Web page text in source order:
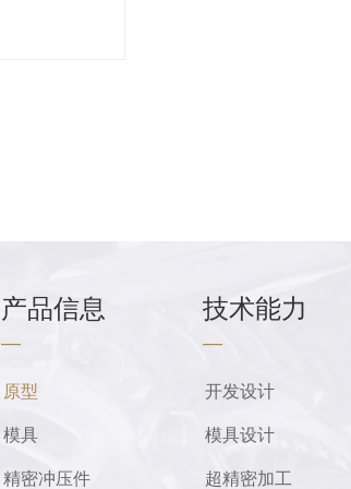
产品信息
—
原型
模具
精密冲压件
技术能力
—
开发设计
模具设计
超精密加工